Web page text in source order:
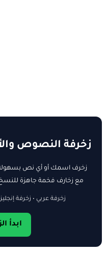
زخرفة النصوص
زخرف اسمك أو أي نص بسهولة
مع زخارف فخمة جاهزة
زخرفة عربي • زخرفة
ابدأ